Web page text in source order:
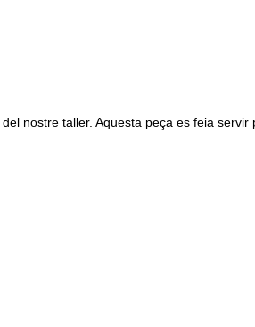
nostre taller. Aquesta peça es feia